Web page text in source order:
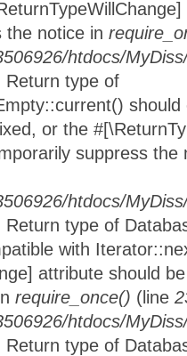
the notice in
htdocs/
Return type of
or the
suppress
htdocs/
Return type of
with
attribute should
require_once() (line
htdocs/
Return type of